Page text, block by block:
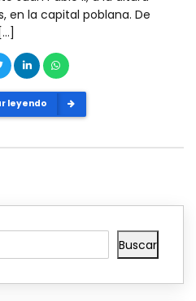
en la capital poblana. De
leyendo
Buscar